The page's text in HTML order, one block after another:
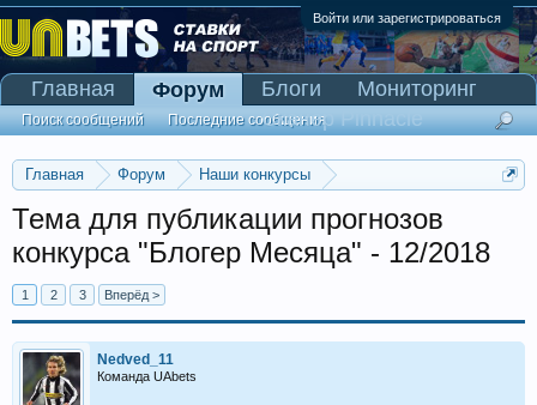
Войти или зарегистрироваться
Главная Форум
Наши конкурсы
Тема для публикации прогнозов
конкурса "Блогер Месяца" - 12/2018
1 2 3 Вперёд >
Nedved_11
Команда UAbets
Главная Форум
Поиск сообщений Последние сообщения
Блоги
Мониторинг
Сканер Pinnacle